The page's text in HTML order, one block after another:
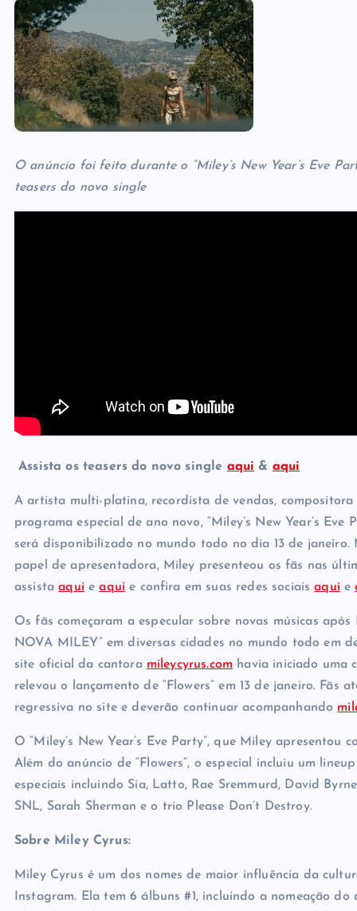
O anúncio foi feito durante o “Miley’s New Year’s Eve
teasers do novo single
Assista os teasers do novo single aqui & aqui
A artista multi-platina, recordista de vendas,
programa especial de ano novo, “Miley’s New Year’s
será disponibilizado no mundo todo no dia 13 de
papel de apresentadora, Miley presenteou os fãs nas
assistaaqui eaqui e confira em suas redes sociaisaqui e
Os fãs começaram a especular sobre novas músicas
NOVA MILEY” em diversas cidades no mundo todo em
site oficial da cantora mileycyrus.com havia iniciado uma
relevou o lançamento de “Flowers” em 13 de janeiro.
regressiva no site e deverão continuar acompanhando
O “Miley’s New Year’s Eve Party”, que Miley
Além do anúncio de ”Flowers”, o especial incluiu um
especiais incluindo Sia, Latto, Rae Sremmurd, David
SNL, Sarah Sherman e o trio Please Don’t Destroy.
Sobre Miley Cyrus:
Miley Cyrus é um dos nomes de maior influência da
Instagram. Ela tem 6 álbuns #1, incluindo a nomeação